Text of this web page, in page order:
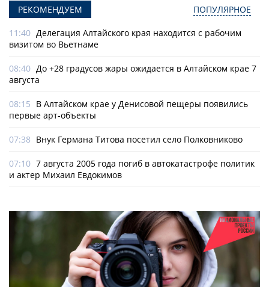
РЕКОМЕНДУЕМ ПОПУЛЯРНОЕ
11:40 Делегация Алтайского края находится с рабочим
визитом во Вьетнаме
08:40 До +28 градусов жары ожидается в Алтайском крае 7
августа
08:15 В Алтайском крае у Денисовой пещеры появились
первые арт-объекты
07:38 Внук Германа Титова посетил село Полковниково
07:10 7 августа 2005 года погиб в автокатастрофе политик
и актер Михаил Евдокимов